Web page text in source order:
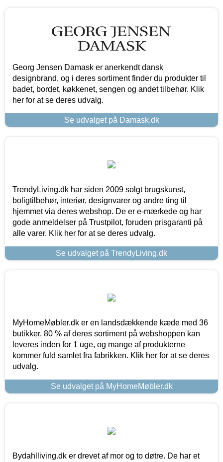
Georg Jensen Damask er anerkendt dansk
designbrand, og i deres sortiment finder du produkter til
badet, bordet, køkkenet, sengen og andet tilbehør. Klik
her for at se deres udvalg.
Se udvalget på Damask.dk
TrendyLiving.dk har siden 2009 solgt brugskunst,
boligtilbehør, interiør, designvarer og andre ting til
hjemmet via deres webshop. De er e-mærkede og har
gode anmeldelser på Trustpilot, foruden prisgaranti på
alle varer. Klik her for at se deres udvalg.
Se udvalget på TrendyLiving.dk
MyHomeMøbler.dk er en landsdækkende kæde med 36
butikker. 80 % af deres sortiment på webshoppen kan
leveres inden for 1 uge, og mange af produkterne
kommer fuld samlet fra fabrikken. Klik her for at se deres
udvalg.
Se udvalget på MyHomeMøbler.dk
Bydahlliving.dk er drevet af mor og to døtre. De har et